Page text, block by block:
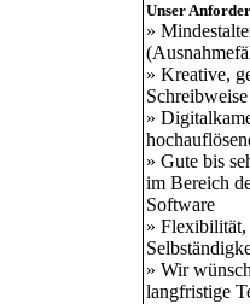
Unser
»
» Kreative,
Schreibweise
»
» Gute bis
im Bereich
Software
» Flexibilität,
» Wir
langfristige